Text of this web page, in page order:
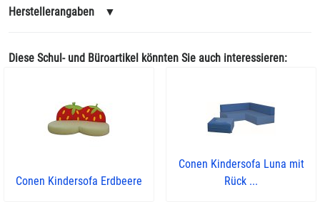
Herstellerangaben ▼
Diese Schul- und Büroartikel könnten Sie auch interessieren:
Conen Kindersofa Erdbeere
Conen Kindersofa Luna mit
Rück ...